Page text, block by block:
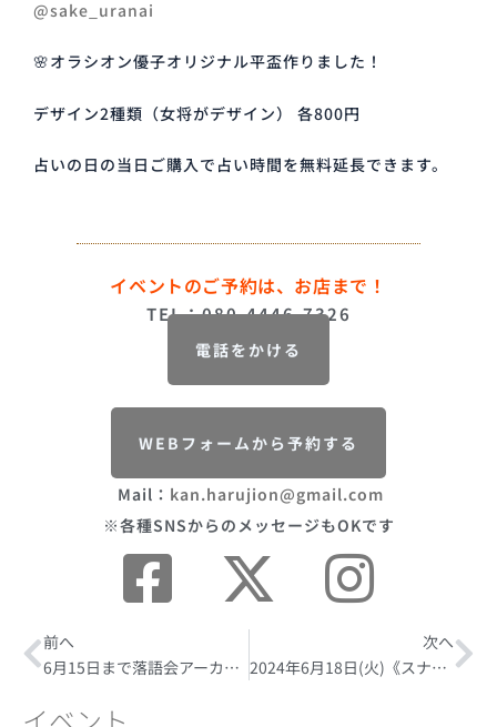
@sake_uranai
🌸オラシオン優子オリジナル平盃作りました！
デザイン2種類（女将がデザイン） 各800円
占いの日の当日ご購入で占い時間を無料延長できます。
イベントのご予約は、お店まで！
TEL：080-4446-7326
電話をかける
WEBフォームから予約する
Mail： kan.harujion@gmail.com
※各種SNSからのメッセージもOKです
Prev
前へ
6月15日まで落語会アーカイブのオンライン配信あり！2024年6月8日(土)《第14回 ほろ酔い 燗らくご》【出演 三遊亭志う歌師匠】
次へ
2024年6月18日(火)《スナックの日》